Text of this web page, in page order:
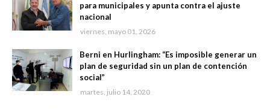
para municipales y apunta contra el ajuste
nacional
viernes, mayo 01, 2026
Berni en Hurlingham: “Es imposible generar un
plan de seguridad sin un plan de contención
social”
martes, julio 14, 2020